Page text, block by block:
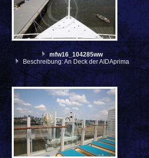
mfw16_104285ww
Beschreibung: An Deck der AIDAprima